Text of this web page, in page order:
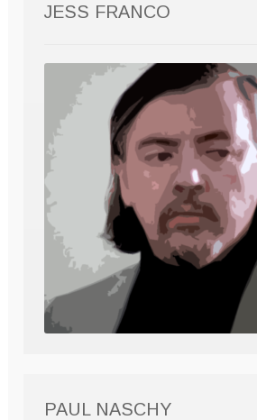
JESS FRANCO
PAUL NASCHY